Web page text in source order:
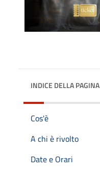
INDICE DELLA PAGINA
Cos'è
A chi è rivolto
Date e Orari